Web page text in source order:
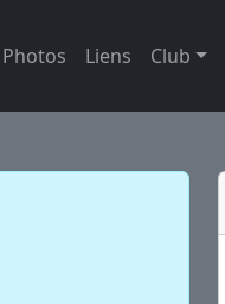
Photos Liens Club